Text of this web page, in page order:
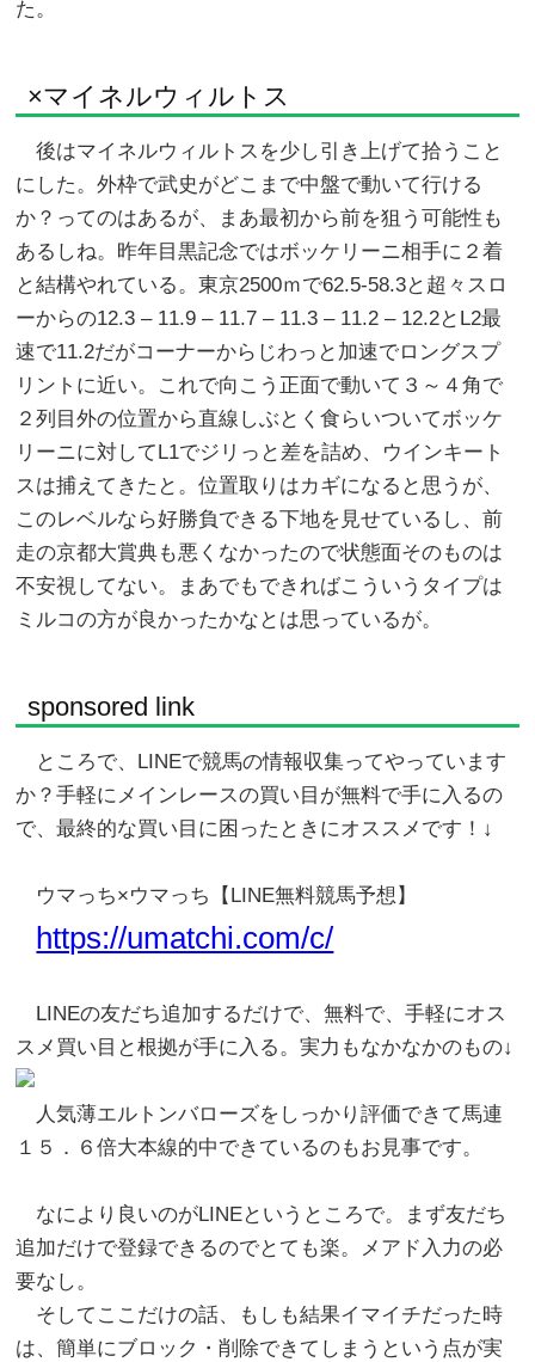
た。
×マイネルウィルトス
後はマイネルウィルトスを少し引き上げて拾うこと
にした。外枠で武史がどこまで中盤で動いて行ける
か？ってのはあるが、まあ最初から前を狙う可能性も
あるしね。昨年目黒記念ではボッケリーニ相手に２着
と結構やれている。東京2500ｍで62.5-58.3と超々スロ
ーからの12.3 – 11.9 – 11.7 – 11.3 – 11.2 – 12.2とL2最
速で11.2だがコーナーからじわっと加速でロングスプ
リントに近い。これで向こう正面で動いて３～４角で
２列目外の位置から直線しぶとく食らいついてボッケ
リーニに対してL1でジリっと差を詰め、ウインキート
スは捕えてきたと。位置取りはカギになると思うが、
このレベルなら好勝負できる下地を見せているし、前
走の京都大賞典も悪くなかったので状態面そのものは
不安視してない。まあでもできればこういうタイプは
ミルコの方が良かったかなとは思っているが。
sponsored link
ところで、LINEで競馬の情報収集ってやっています
か？手軽にメインレースの買い目が無料で手に入るの
で、最終的な買い目に困ったときにオススメです！↓
ウマっち×ウマっち【LINE無料競馬予想】
https://umatchi.com/c/
LINEの友だち追加するだけで、無料で、手軽にオス
スメ買い目と根拠が手に入る。実力もなかなかのもの↓
人気薄エルトンバローズをしっかり評価できて馬連
１５．６倍大本線的中できているのもお見事です。
なにより良いのがLINEというところで。まず友だち
追加だけで登録できるのでとても楽。メアド入力の必
要なし。
そしてここだけの話、もしも結果イマイチだった時
は、簡単にブロック・削除できてしまうという点が実